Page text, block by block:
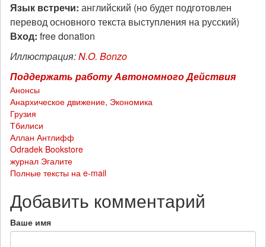
Язык встречи: английский (но будет подготовлен
перевод основного текста выступления на русский)
Вход: free donation
Иллюстрация:N.O. Bonzo
Поддержать работу Автономного Действия
Анонсы
Анархическое движение, Экономика
Грузия
Тбилиси
Аллан Антлифф
Odradek Bookstore
журнал Эгалите
Полные тексты на e-mail
Добавить комментарий
Ваше имя